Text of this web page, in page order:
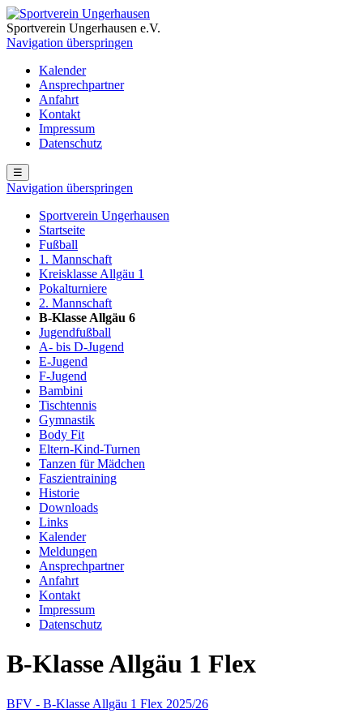
Sportverein Ungerhausen e.V.
Navigation überspringen
Kalender
Ansprechpartner
Anfahrt
Kontakt
Impressum
Datenschutz
☰
Navigation überspringen
Sportverein Ungerhausen
Startseite
Fußball
1. Mannschaft
Kreisklasse Allgäu 1
Pokalturniere
2. Mannschaft
B-Klasse Allgäu 6
Jugendfußball
A- bis D-Jugend
E-Jugend
F-Jugend
Bambini
Tischtennis
Gymnastik
Body Fit
Eltern-Kind-Turnen
Tanzen für Mädchen
Faszientraining
Historie
Downloads
Links
Kalender
Meldungen
Ansprechpartner
Anfahrt
Kontakt
Impressum
Datenschutz
B-Klasse Allgäu 1 Flex
BFV - B-Klasse Allgäu 1 Flex 2025/26